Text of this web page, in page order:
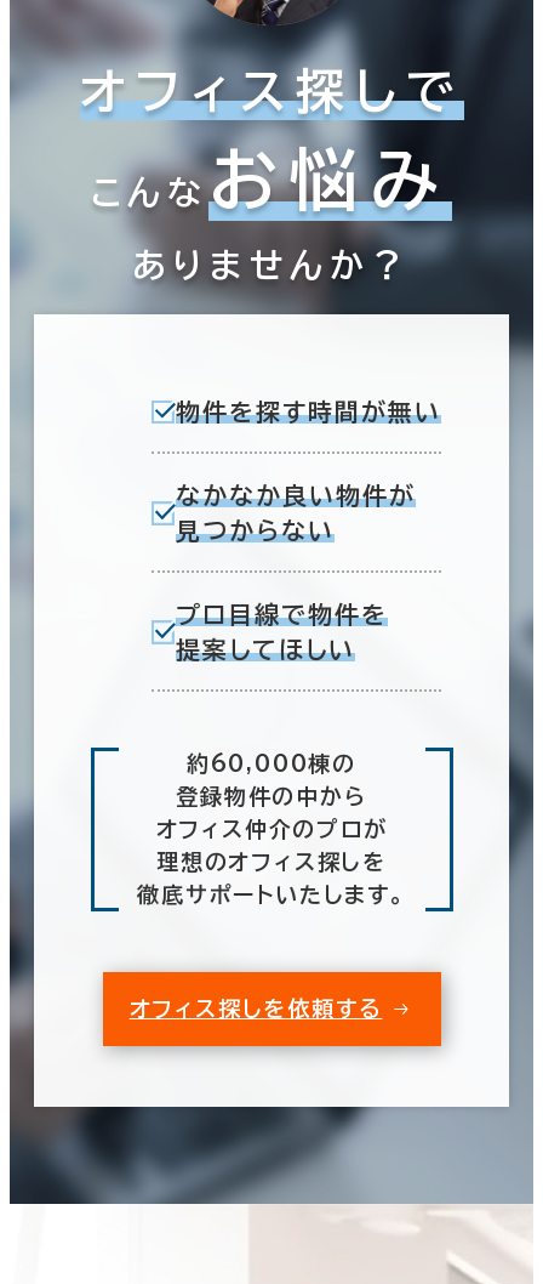
オフィス探しで
こんなお悩み
ありませんか？
物件を探す時間が無い
なかなか良い物件が
見つからない
プロ目線で物件を
提案してほしい
約60,000棟の
登録物件の中から
オフィス仲介のプロが
理想のオフィス探しを
徹底サポートいたします。
オフィス探しを依頼する